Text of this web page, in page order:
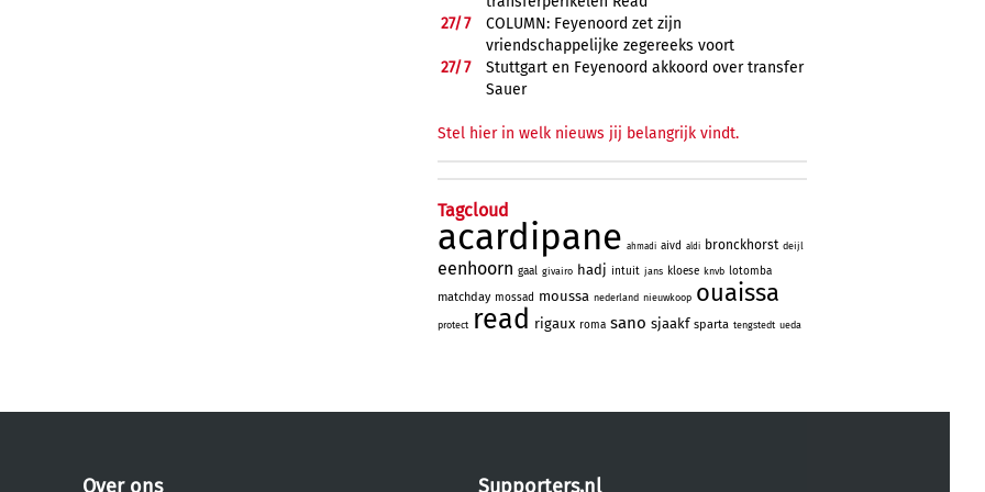
27/7
COLUMN: Feyenoord zet zijn
vriendschappelijke zegereeks voort
27/7
Stuttgart en Feyenoord akkoord over transfer
Sauer
Stel hier in welk nieuws jij belangrijk vindt.
Tagcloud
acardipane ahmadi aivd aldi bronckhorst deijl
eenhoorn gaal givairo hadj intuit jans kloese knvb lotomba
matchday mossad moussa nederland nieuwkoop ouaissa
protect read rigaux roma sano sjaakf sparta tengstedt ueda
Over ons Supporters.nl